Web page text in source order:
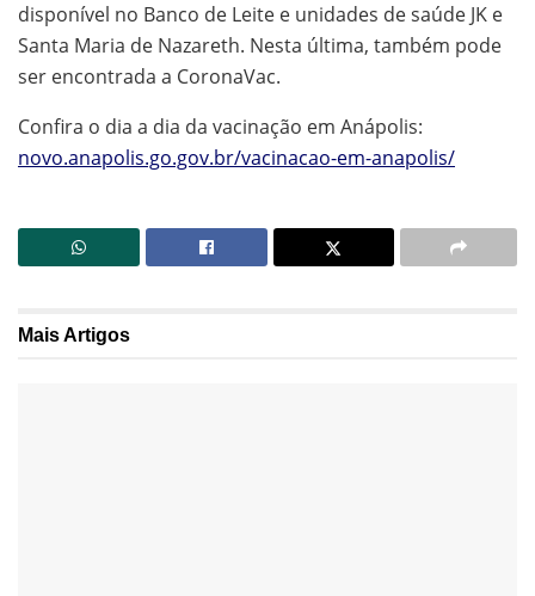
disponível no Banco de Leite e unidades de saúde JK e
Santa Maria de Nazareth. Nesta última, também pode
ser encontrada a CoronaVac.
Confira o dia a dia da vacinação em Anápolis:
novo.anapolis.go.gov.br/vacinacao-em-anapolis/
MaisArtigos